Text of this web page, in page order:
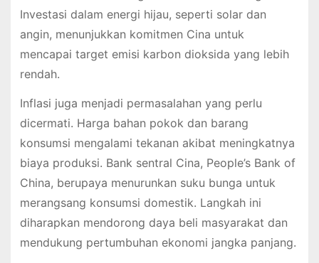
Investasi dalam energi hijau, seperti solar dan
angin, menunjukkan komitmen Cina untuk
mencapai target emisi karbon dioksida yang lebih
rendah.
Inflasi juga menjadi permasalahan yang perlu
dicermati. Harga bahan pokok dan barang
konsumsi mengalami tekanan akibat meningkatnya
biaya produksi. Bank sentral Cina, People’s Bank of
China, berupaya menurunkan suku bunga untuk
merangsang konsumsi domestik. Langkah ini
diharapkan mendorong daya beli masyarakat dan
mendukung pertumbuhan ekonomi jangka panjang.